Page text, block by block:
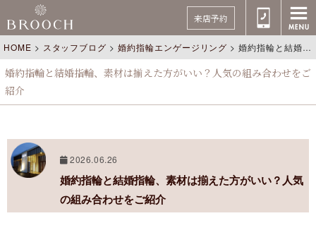
来店予約
HOME > スタッフブログ >婚約指輪エンゲージリング >婚約指輪と結婚指輪、素材は揃えた方がいい？人気の組み合わせをご紹介
婚約指輪と結婚指輪、素材は揃えた方がいい？人気の組み合わせをご
紹介
2026.06.26
婚約指輪と結婚指輪、素材は揃えた方がいい？人気
の組み合わせをご紹介